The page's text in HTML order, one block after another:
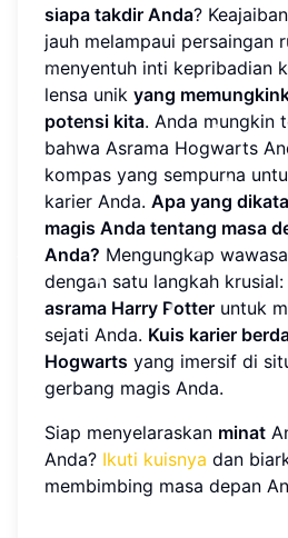
siapa takdir Anda?
jauh melampaui persaingan
menyentuh inti kepribadian
lensa unik yang
potensi kita. Anda mungkin
bahwa Asrama Hogwarts
kompas yang sempurna
karier Anda. Apa yang
magis Anda tentang masa
Anda? Mengungkap
dengan satu langkah
asrama Harry Potter untuk
sejati Anda. Kuis karier
Hogwarts yang imersif di
gerbang magis Anda.
Siap menyelaraskan minat
Anda? Ikuti kuisnya dan
membimbing masa depan